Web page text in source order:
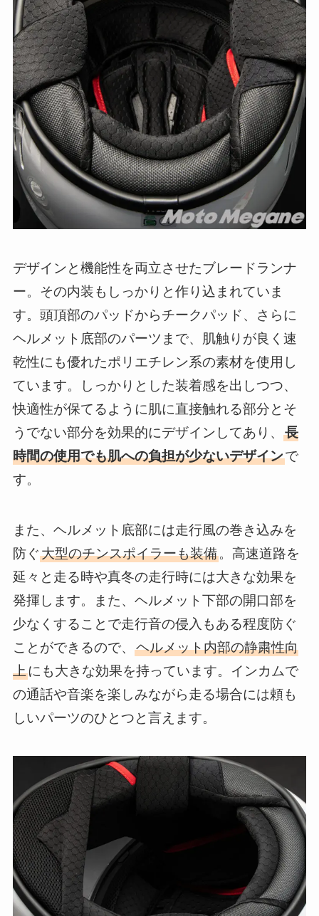
デザインと機能性を両立させたブレードランナ
ー。その内装もしっかりと作り込まれていま
す。頭頂部のパッドからチークパッド、さらに
ヘルメット底部のパーツまで、肌触りが良く速
乾性にも優れたポリエチレン系の素材を使用し
ています。しっかりとした装着感を出しつつ、
快適性が保てるように肌に直接触れる部分とそ
うでない部分を効果的にデザインしてあり、 長
時間の使用でも肌への負担が少ないデザインで
す。
また、ヘルメット底部には走行風の巻き込みを
防ぐ大型のチンスポイラーも装備。高速道路を
延々と走る時や真冬の走行時には大きな効果を
発揮します。また、ヘルメット下部の開口部を
少なくすることで走行音の侵入もある程度防ぐ
ことができるので、 ヘルメット内部の静粛性向
上にも大きな効果を持っています。インカムで
の通話や音楽を楽しみながら走る場合には頼も
しいパーツのひとつと言えます。